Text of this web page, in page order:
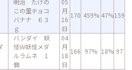
明治 たけの
この里チョコ
バナナ ６３
ｇ
05
月
16
日
170 459% 47%159
バンダイ 妖
怪Ｗ妖怪メダ
ルラムネ １
個
04
月
18
日
166 97% 18% 97